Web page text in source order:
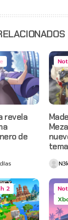
revela
de
2